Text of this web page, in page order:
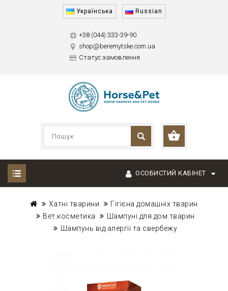
Українська Russian
+38 (044) 333-39-90
shop@beremytske.com.ua
Статус замовлення
ОСОБИСТИЙ КАБІНЕТ
Хатні тварини
Гігієна домашніх тварин
Вет.косметика
Шампуні для дом.тварин
Шампунь від алергії та свербежу